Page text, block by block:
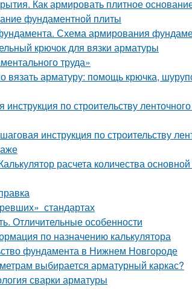
Как армировать плитное
фундаментной плиты
Схема армирования
крючок для вязки арматуры
труда»
вязать арматуру: помощь крючка,
по строительству
инструкция по строительству
расчета количества
стандартах
Отличительные особенности
по назначению калькулятора
фундамента в Нижнем Новгороде
выбирается арматурный каркас?
сварки арматуры